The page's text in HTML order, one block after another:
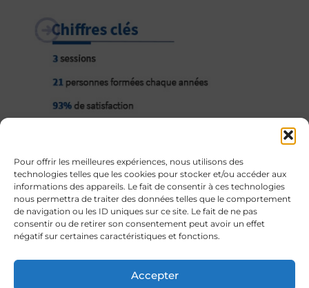
Pour offrir les meilleures expériences, nous utilisons des
technologies telles que les cookies pour stocker et/ou accéder aux
informations des appareils. Le fait de consentir à ces technologies
nous permettra de traiter des données telles que le comportement
de navigation ou les ID uniques sur ce site. Le fait de ne pas
consentir ou de retirer son consentement peut avoir un effet
négatif sur certaines caractéristiques et fonctions.
Accepter
Objectifs
Programmerésumé
Publicconcerné